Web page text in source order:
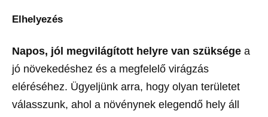
Elhelyezés
Napos, jól megvilágított helyre van szüksége a
jó növekedéshez és a megfelelő virágzás
eléréséhez. Ügyeljünk arra, hogy olyan területet
válasszunk, ahol a növénynek elegendő hely áll